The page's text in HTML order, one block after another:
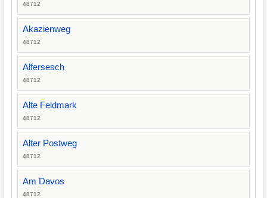
48712
Akazienweg
48712
Alfersesch
48712
Alte Feldmark
48712
Alter Postweg
48712
Am Davos
48712